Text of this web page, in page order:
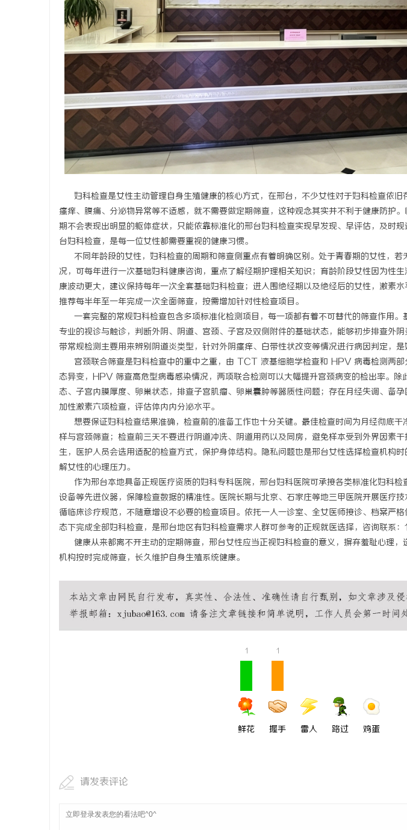
妇科检查是女性主动管理自身生殖健康的核心方式，在邢台，不少女性对于妇科检查依旧
瘙痒、腹痛、分泌物异常等不适感，就不需要做定期筛查，这种观念其实并不利于健康防护
期不会表现出明显的躯体症状，只能依靠标准化的邢台妇科检查实现早发现、早评估，及时
台妇科检查，是每一位女性都需要重视的健康习惯。
不同年龄段的女性，妇科检查的周期和筛查侧重点有着明确区别。处于青春期的女性，若
况，可每年进行一次基础妇科健康咨询，重点了解经期护理相关知识；育龄阶段女性因为性
康波动更大，建议保持每年一次全套基础妇科检查；进入围绝经期以及绝经后的女性，激素水
推荐每半年至一年完成一次全面筛查，按需增加针对性检查项目。
一套完整的常规妇科检查包含多项标准化检测项目，每一项都有着不可替代的筛查作用。
专业的视诊与触诊，判断外阴、阴道、宫颈、子宫及双侧附件的基础状态，能够初步排查外
带常规检测主要用来辨别阴道炎类型，针对外阴瘙痒、白带性状改变等情况进行病因判定，是
宫颈联合筛查是妇科检查中的重中之重，由 TCT 液基细胞学检查和 HPV 病毒检测两
态异变，HPV 筛查高危型病毒感染情况，两项联合检测可以大幅提升宫颈病变的检出率。除
态、子宫内膜厚度、卵巢状态，排查子宫肌瘤、卵巢囊肿等器质性问题；存在月经失调、备
加性激素六项检查，评估体内内分泌水平。
想要保证妇科检查结果准确，检查前的准备工作也十分关键。最佳检查时间为月经彻底
样与宫颈筛查；检查前三天不要进行阴道冲洗、阴道用药以及同房，避免样本受到外界因素
生，医护人员会选用适配的检查方式，保护身体结构。隐私问题也是邢台女性选择检查机构
解女性的心理压力。
作为邢台本地具备正规医疗资质的妇科专科医院，邢台妇科医院可承接各类标准化妇科检
设备等先进仪器，保障检查数据的精准性。医院长期与北京、石家庄等地三甲医院开展医疗
循临床诊疗规范，不随意增设不必要的检查项目。依托一人一诊室、全女医师接诊、档案严
态下完成全部妇科检查，是邢台地区有妇科检查需求人群可参考的正规就医选择，咨询联系
健康从来都离不开主动的定期筛查，邢台女性应当正视妇科检查的意义，摒弃羞耻心理，
机构按时完成筛查，长久维护自身生殖系统健康。
1
鲜花
1
握手 雷人 路过 鸡蛋
请发表评论
武汉配眼镜 上海配眼镜 武汉配眼镜 上海配眼镜